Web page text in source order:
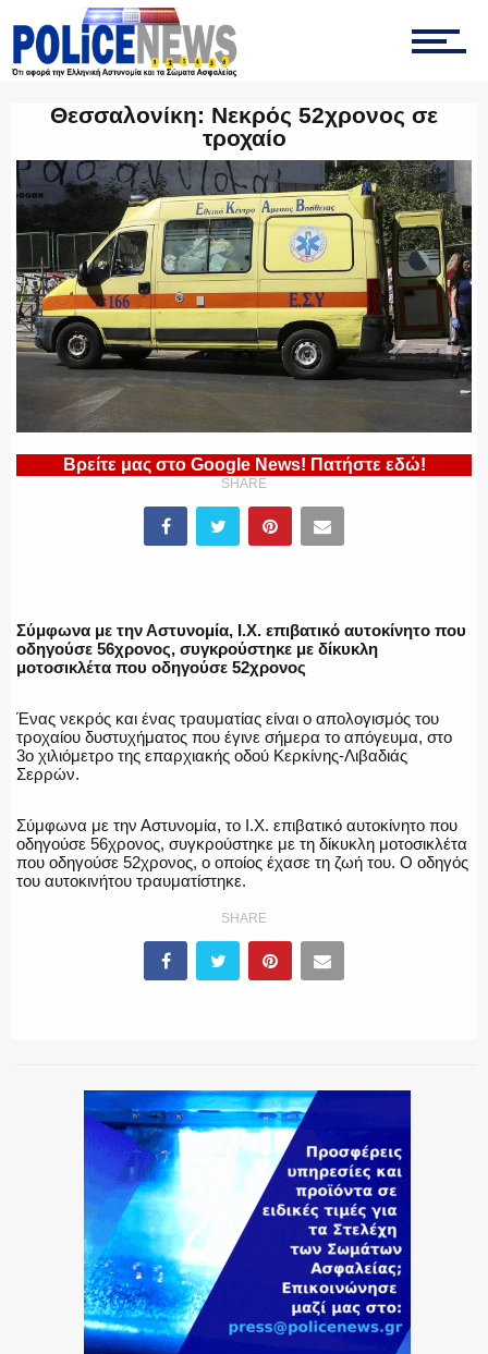
ΤΡΟΧΑΙΑ
ΟΠΚΕ
ΟΜΑΔΑ “Ζ”
ΠΥΡΟΣΒΕΣΤΙΚΗ
ΛΙΜΕΝΙΚΟ
ΑΣΤΥΝΟΜΙΚΟ ΡΕΠΟΡΤΑΖ
Η ΦΩΝΗ ΣΟΥ
Θεσσαλονίκη: Νεκρός 52χρονος σε
τροχαίο
Βρείτε μας στο Google News! Πατήστε εδώ!
SHARE
Σύμφωνα με την Αστυνομία, Ι.Χ. επιβατικό αυτοκίνητο που
οδηγούσε 56χρονος, συγκρούστηκε με δίκυκλη
μοτοσικλέτα που οδηγούσε 52χρονος
Ένας νεκρός και ένας τραυματίας είναι ο απολογισμός του
τροχαίου δυστυχήματος που έγινε σήμερα το απόγευμα, στο
3ο χιλιόμετρο της επαρχιακής οδού Κερκίνης-Λιβαδιάς
Σερρών.
Σύμφωνα με την Αστυνομία, το Ι.Χ. επιβατικό αυτοκίνητο που
οδηγούσε 56χρονος, συγκρούστηκε με τη δίκυκλη μοτοσικλέτα
που οδηγούσε 52χρονος, ο οποίος έχασε τη ζωή του. Ο οδηγός
του αυτοκινήτου τραυματίστηκε.
SHARE